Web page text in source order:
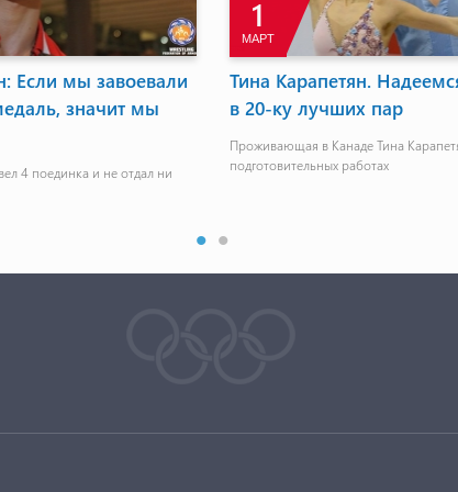
Тонаканян
в полуфинале с
поражение
в 1/4 финала
21
МАЙ
На чемпионате Европы
шахматам состоялись
тура
Роберт Оганесян отстает от лидера на